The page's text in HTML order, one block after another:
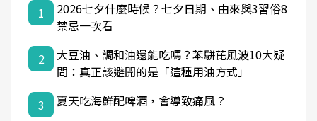
1
2026七夕什麼時候？七夕日期、由來與3習俗8
禁忌一次看
2
大豆油、調和油還能吃嗎？苯駢芘風波10大疑
問：真正該避開的是「這種用油方式」
3
夏天吃海鮮配啤酒，會導致痛風？